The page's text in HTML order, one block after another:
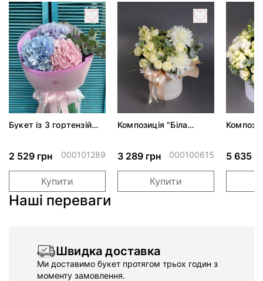
Букет із 3 гортензій
2 529 грн 000101289
Купити
Композиція "Біла
3 289 грн 000100615
Купити
5 635
Наші переваги
Швидка доставка
Ми доставимо букет протягом трьох годин з
моменту замовлення.